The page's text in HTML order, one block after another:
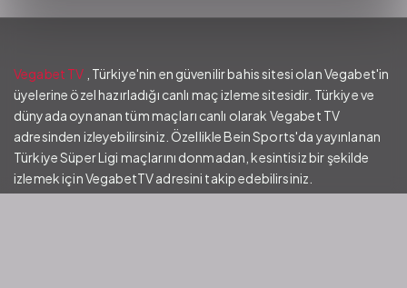
Vegabet TV , Türkiye'nin en güvenilir bahis sitesi olan Vegabet'in
üyelerine özel hazırladığı canlı maç izleme sitesidir. Türkiye ve
dünyada oynanan tüm maçları canlı olarak Vegabet TV
adresinden izleyebilirsiniz. Özellikle Bein Sports'da yayınlanan
Türkiye Süper Ligi maçlarını donmadan, kesintisiz bir şekilde
izlemek için VegabetTV adresini takip edebilirsiniz.